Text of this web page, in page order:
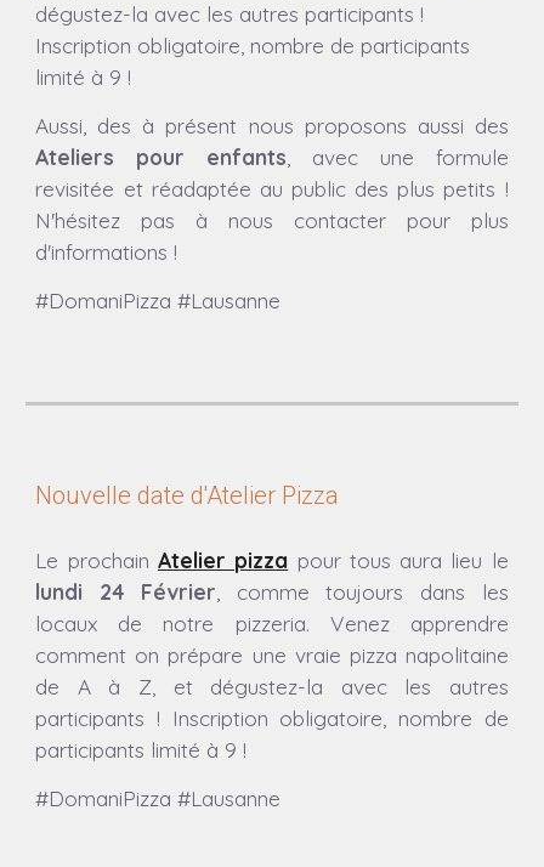
dégustez-la avec les autres participants !
Inscription obligatoire, nombre de participants
limité à 9 !
Aussi, des à présent nous proposons aussi des
Ateliers pour enfants
avec une formule
revisitée et réadaptée au public des plus petits !
N'hésitez pas à nous contacter pour plus
d'informations !
#DomaniPizza #Lausanne
Nouvelle date d'Atelier Pizza
Le prochain Atelier pizza pour tous aura lieu le
lundi 24 Février , comme toujours dans les
locaux de notre pizzeria. Venez apprendre
comment on prépare une vraie pizza napolitaine
de A à Z, et dégustez-la avec les autres
participants ! Inscription obligatoire, nombre de
participants limité à 9 !
#DomaniPizza #Lausanne